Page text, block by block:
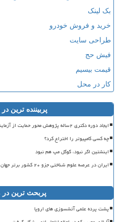
بک لینک
خرید و فروش خودرو
طراحی سایت
فیش حج
قیمت بیسیم
کار در محل
پربیننده ترین در
ایجاد دوره دکتری ۲ساله پژوهش محور حمایت از آزمایشگاه تحقیقاتی اساتید
چه کسی کامپیوتر را اختراع کرد؟
اینشتین اگر نبود، گوگل مپ هم نبود
ایران در عرصه علوم شناختی جزو ۲۰ کشور برتر جهان است
پربحث ترین در
پشت پرده علمی آتشسوزی های اروپا